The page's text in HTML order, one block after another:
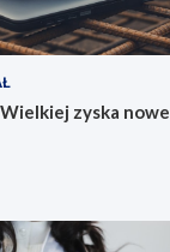
zyska nowe